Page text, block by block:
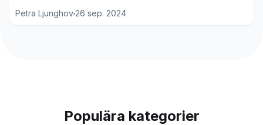
Petra Ljunghov 26 sep. 2024
Populära kategorier